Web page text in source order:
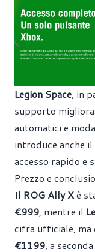
Legion Space, in
supporto
automatici e
introduce anche il
accesso rapido e
Prezzo e
Il ROG Ally Xè
€999, mentre il
cifra ufficiale, ma
€1199, a